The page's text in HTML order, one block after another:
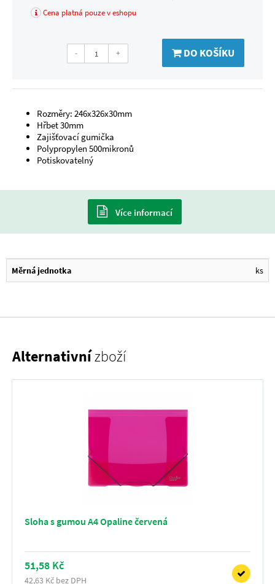
Cena platná pouze v eshopu
- + DO KOŠÍKU
Rozměry: 246x326x30mm
Hřbet 30mm
Zajišťovací gumička
Polypropylen 500mikronů
Potiskovatelný
Více informací
Měrná jednotka ks
Alternativnízboží
Sloha s gumou A4 Opaline červená
51,58 Kč
42,63 Kč bez DPH